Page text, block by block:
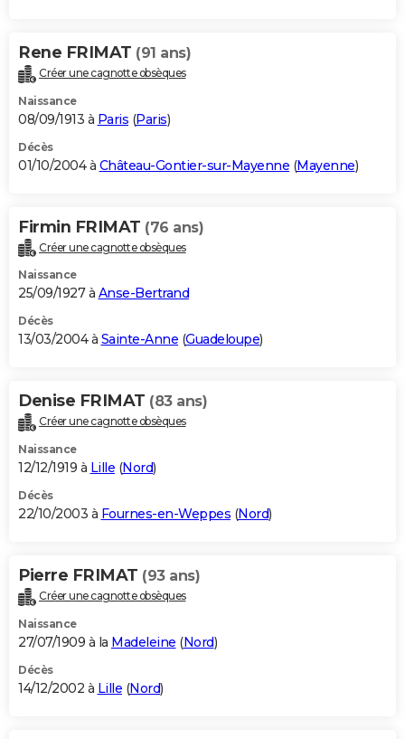
Rene FRIMAT (91 ans)
Créer une cagnotte obsèques
Naissance
08/09/1913 à Paris (Paris)
Décès
01/10/2004 à Château-Gontier-sur-Mayenne (Mayenne)
Firmin FRIMAT (76 ans)
Créer une cagnotte obsèques
Naissance
25/09/1927 à Anse-Bertrand
Décès
13/03/2004 à Sainte-Anne (Guadeloupe)
Denise FRIMAT (83 ans)
Créer une cagnotte obsèques
Naissance
12/12/1919 à Lille (Nord)
Décès
22/10/2003 à Fournes-en-Weppes (Nord)
Pierre FRIMAT (93 ans)
Créer une cagnotte obsèques
Naissance
27/07/1909 à la Madeleine (Nord)
Décès
14/12/2002 à Lille (Nord)